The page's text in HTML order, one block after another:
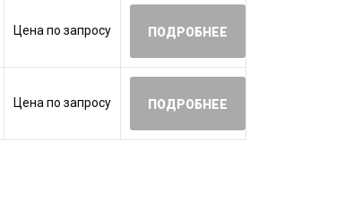
Цена по запросу ПОДРОБНЕЕ
Цена по запросу ПОДРОБНЕЕ